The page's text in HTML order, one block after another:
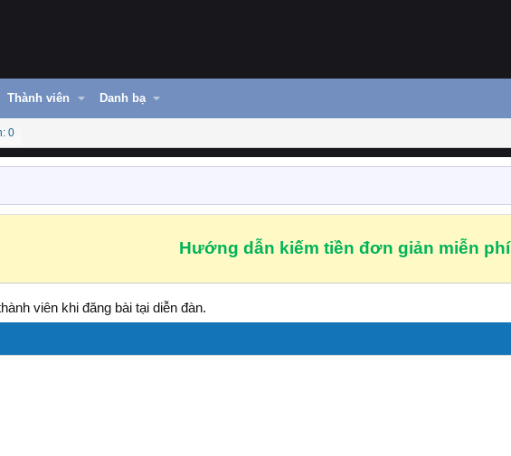
Thành viên Danh bạ
0
Hướng dẫn kiếm tiền đơn giản miễn phí
viên khi đăng bài tại diễn đàn.